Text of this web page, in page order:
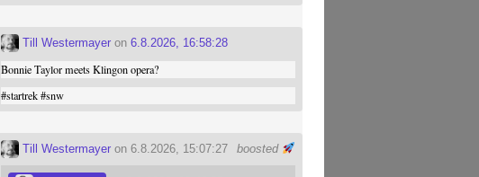
Till Westermayer on6.8.2026, 16:58:28
Bonnie Taylor meets Klingon opera?
#startrek #snw
boosted
Till Westermayer on 6.8.2026, 15:07:27